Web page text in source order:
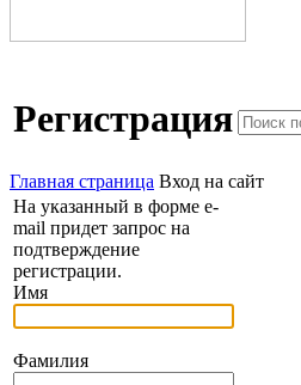
Регистрация
Главная страница Вход на сайт
На указанный в форме e-
mail придет запрос на
подтверждение
регистрации.
Имя
Фамилия